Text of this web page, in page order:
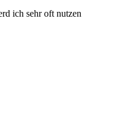
ich sehr oft nutzen